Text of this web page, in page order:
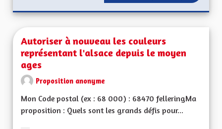
Autoriser à nouveau les couleurs
représentant l'alsace depuis le moyen
ages
Proposition anonyme
Mon Code postal (ex : 68 000) : 68470 felleringMa
proposition : Quels sont les grands défis pour...